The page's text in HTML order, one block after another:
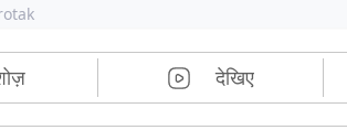
देखिए